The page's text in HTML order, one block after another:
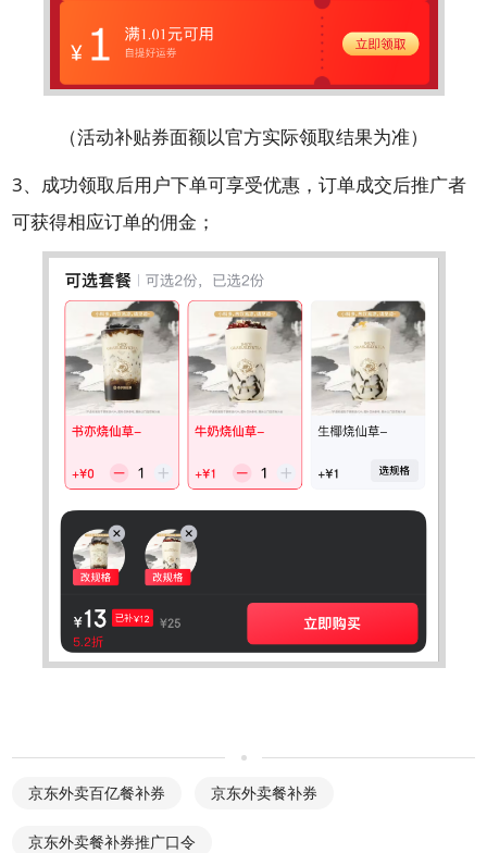
（活动补贴券面额以官方实际领取结果为准）
3、成功领取后用户下单可享受优惠，订单成交后推广者
可获得相应订单的佣金；
京东外卖百亿餐补券 京东外卖餐补券
京东外卖餐补券推广口令